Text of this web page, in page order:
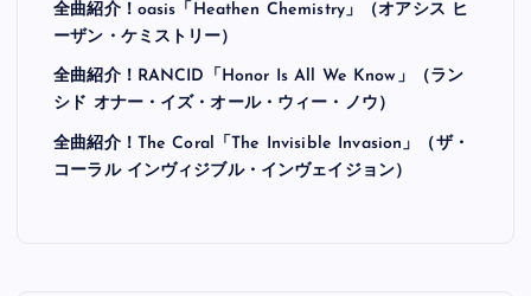
全曲紹介！oasis「Heathen Chemistry」（オアシス ヒ
ーザン・ケミストリー）
全曲紹介！RANCID「Honor Is All We Know」（ラン
シド オナー・イズ・オール・ウィー・ノウ）
全曲紹介！The Coral「The Invisible Invasion」（ザ・
コーラル インヴィジブル・インヴェイジョン）